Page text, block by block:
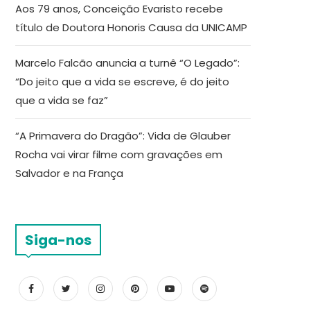
Aos 79 anos, Conceição Evaristo recebe
título de Doutora Honoris Causa da UNICAMP
Marcelo Falcão anuncia a turnê “O Legado”:
“Do jeito que a vida se escreve, é do jeito
que a vida se faz”
“A Primavera do Dragão”: Vida de Glauber
Rocha vai virar filme com gravações em
Salvador e na França
Siga-nos